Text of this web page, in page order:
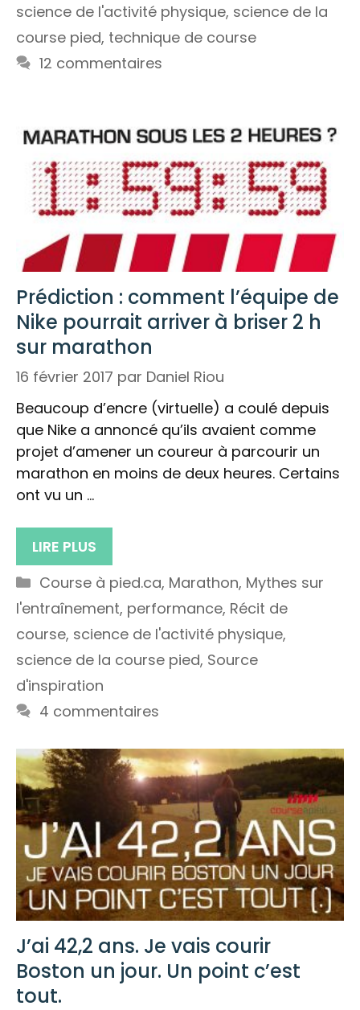
science de l'activité physique, science de la
course pied, technique de course
12 commentaires
Prédiction : comment l’équipe de
Nike pourrait arriver à briser 2 h
sur marathon
16 février 2017 par Daniel Riou
Beaucoup d’encre (virtuelle) a coulé depuis
que Nike a annoncé qu’ils avaient comme
projet d’amener un coureur à parcourir un
marathon en moins de deux heures. Certains
ont vu un …
LIRE PLUS
Catégories
Course à pied.ca, Marathon, Mythes sur
l'entraînement, performance, Récit de
course, science de l'activité physique,
science de la course pied, Source
d'inspiration
4 commentaires
J’ai 42,2 ans. Je vais courir
Boston un jour. Un point c’est
tout.